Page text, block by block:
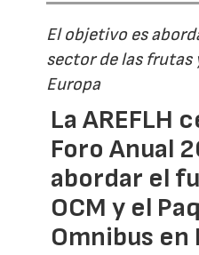
El objetivo es
sector de las frutas
Europa
La AREFLH
Foro Anual
abordar el
OCM y el
Omnibus en